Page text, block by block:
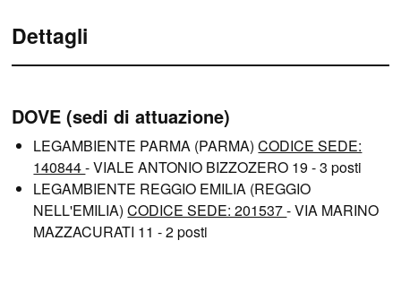
Dettagli
DOVE (sedi di attuazione)
LEGAMBIENTE PARMA (PARMA)CODICE SEDE:
140844- VIALE ANTONIO BIZZOZERO 19 - 3 posti
LEGAMBIENTE REGGIO EMILIA (REGGIO
NELL'EMILIA)CODICE SEDE: 201537- VIA MARINO
MAZZACURATI 11 - 2 posti